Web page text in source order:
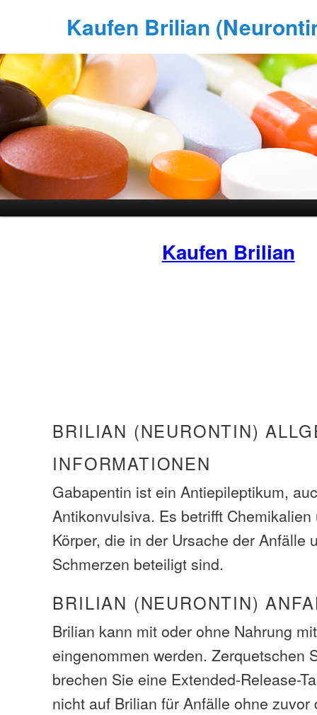
Kaufen Brilian
Kaufen Brilian
BRILIAN (NEURONTIN)
INFORMATIONEN
Gabapentin ist ein Antiepileptikum,
Antikonvulsiva. Es betrifft
Körper, die in der Ursache der Anfälle
Schmerzen beteiligt sind.
BRILIAN (NEURONTIN)
Brilian kann mit oder ohne Nahrung
eingenommen werden. Zerquetschen
brechen Sie eine Extended-Release-
nicht auf Brilian für Anfälle ohne